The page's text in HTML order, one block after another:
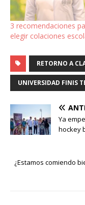
3 recomendaciones
elegir colaciones
RETORNO A
UNIVERSIDAD FINIS
Ya
hockey
¿Estamos comiendo